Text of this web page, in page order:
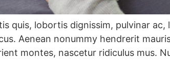
quis, lobortis dignissim, pulvinar
Aenean nonummy hendrerit
montes, nascetur ridiculus mus.